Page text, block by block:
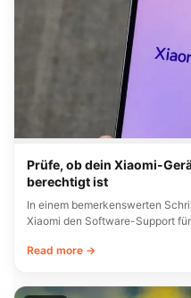
Prüfe, ob dein Xiaomi-
berechtigt ist
In einem bemerkenswerten
Xiaomi den Software-Support
Read more →